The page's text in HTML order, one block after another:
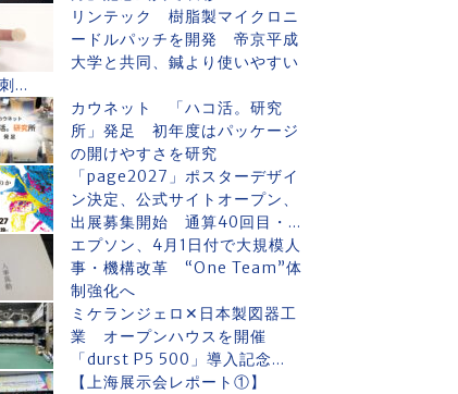
リンテック 樹脂製マイクロニ
ードルパッチを開発 帝京平成
大学と共同、鍼より使いやすい
...
カウネット 「ハコ活。研究
所」発足 初年度はパッケージ
の開けやすさを研究
「page2027」ポスターデザイ
ン決定、公式サイトオープン、
出展募集開始 通算40回目・...
エプソン、4月1日付で大規模人
事・機構改革 “One Team”体
制強化へ
ミケランジェロ✕日本製図器工
業 オープンハウスを開催
「durst P5 500」導入記念...
【上海展示会レポート①】